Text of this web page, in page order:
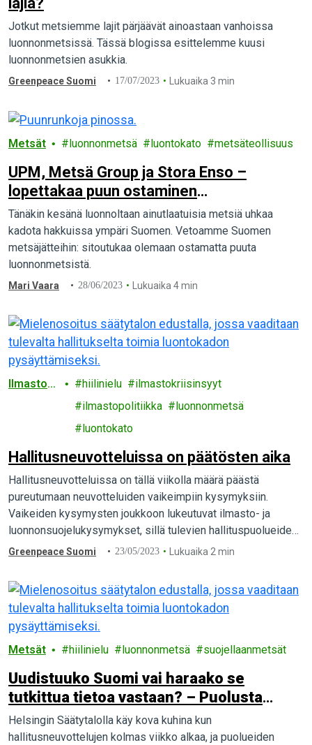
Jotkut metsiemme lajit pärjäävät ainoastaan vanhoissa
luonnonmetsissä. Tässä blogissa esittelemme kuusi
luonnonmetsien asukkia.
Greenpeace Suomi 17/07/2023 Lukuaika 3 min
Metsät luonnonmetsä luontokato metsäteollisuus
UPM, Metsä Group ja Stora Enso –
lopettakaa puun ostaminen
luonnonmetsistä
Tänäkin kesänä luonnoltaan ainutlaatuisia metsiä uhkaa
kadota hakkuissa ympäri Suomen. Vetoamme Suomen
metsäjätteihin: sitoutukaa olemaan ostamatta puuta
luonnonmetsistä.
Mari Vaara 28/06/2023 Lukuaika 4 min
Ilmaston
hiilinielu
ilmastokriisinsyyt
ilmastopolitiikka
luonnonmetsä
luontokato
Hallitusneuvotteluissa on päätösten aika
Hallitusneuvotteluissa on tällä viikolla määrä päästä
pureutumaan neuvotteluiden vaikeimpiin kysymyksiin.
Vaikeiden kysymysten joukkoon lukeutuvat ilmasto- ja
luonnonsuojelukysymykset, sillä tulevien hallituspuolueiden
näkemykset aihepiiristä ovat yhä kaukana toisistaan.
johtajuutta.
Greenpeace Suomi 23/05/2023 Lukuaika 2 min
Metsät hiilinielu luonnonmetsä suojellaanmetsät
Uudistuuko Suomi vai haraako se
tutkittua tietoa vastaan? – Puolusta
kanssamme Suomen luontoa ja
ilmastotoimia
Helsingin Säätytalolla käy kova kuhina kun
hallitusneuvottelujen kolmas viikko alkaa, ja puolueiden